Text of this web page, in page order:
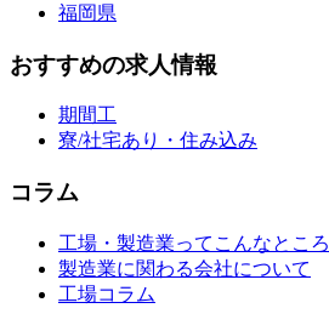
福岡県
おすすめの求人情報
期間工
寮/社宅あり・住み込み
コラム
工場・製造業ってこんなところ
製造業に関わる会社について
工場コラム